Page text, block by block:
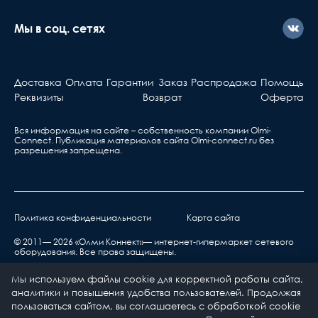
Берете ваш гарантийный
обращаетесь в
нарушения правил транспортировки,
хранения, эксплуатации или неправильной
установкой;
воздействия окружающей среды (дождь, снег,
град, гроза и т.п.), наступления форс-
мажорных обстоятельств (пожар, наводнение,
Мы в соц. сетях
Доставка Оплата Гарантии Заказ Распродажа Помощь
Реквизиты
Возврат Оферта
Вся информация на сайте – собственность компании Olmi-
Сonnect. Публикация материалов сайта Olmi-connect.ru без
разрешения запрещена.
Политика конфиденциальности Карта сайта
© 2011— 2026 «Олми Коннект»— интернет-гипермаркет сетевого
оборудования. Все права защищены.
Мы используем файлы cookie для корректной работы сайта,
аналитики и повышения удобства пользователей. Продолжая
пользоваться сайтом, вы соглашаетесь с обработкой cookie